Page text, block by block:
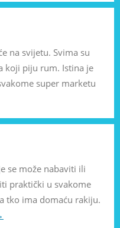
na svijetu. Svima su
koji piju rum. Istina je
super marketu
se može nabaviti ili
praktički u svakome
tko ima domaću rakiju.